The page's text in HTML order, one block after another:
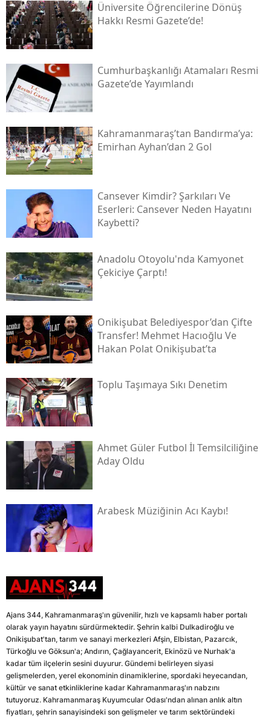
Üniversite Öğrencilerine Dönüş
Hakkı Resmi Gazete’de!
Cumhurbaşkanlığı Atamaları Resmi
Gazete’de Yayımlandı
Kahramanmaraş’tan Bandırma’ya:
Emirhan Ayhan’dan 2 Gol
Cansever Kimdir? Şarkıları Ve
Eserleri: Cansever Neden Hayatını
Kaybetti?
Anadolu Otoyolu'nda Kamyonet
Çekiciye Çarptı!
Onikişubat Belediyespor’dan Çifte
Transfer! Mehmet Hacıoğlu Ve
Hakan Polat Onikişubat’ta
Toplu Taşımaya Sıkı Denetim
Ahmet Güler Futbol İl Temsilciliğine
Aday Oldu
Arabesk Müziğinin Acı Kaybı!
Ajans 344, Kahramanmaraş'ın güvenilir, hızlı ve kapsamlı haber portalı
olarak yayın hayatını sürdürmektedir. Şehrin kalbi Dulkadiroğlu ve
Onikişubat'tan, tarım ve sanayi merkezleri Afşin, Elbistan, Pazarcık,
Türkoğlu ve Göksun'a; Andırın, Çağlayancerit, Ekinözü ve Nurhak'a
kadar tüm ilçelerin sesini duyurur. Gündemi belirleyen siyasi
gelişmelerden, yerel ekonominin dinamiklerine, spordaki heyecandan,
kültür ve sanat etkinliklerine kadar Kahramanmaraş'ın nabzını
tutuyoruz. Kahramanmaraş Kuyumcular Odası'ndan alınan anlık altın
fiyatları, şehrin sanayisindeki son gelişmeler ve tarım sektöründeki